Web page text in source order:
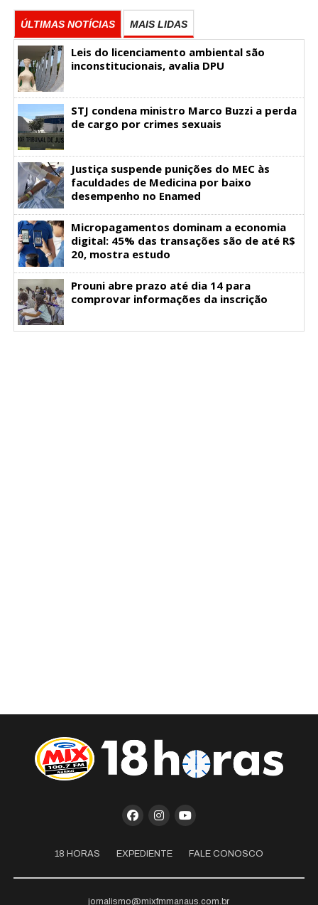
ÚLTIMAS NOTÍCIAS MAIS LIDAS
Leis do licenciamento ambiental são
inconstitucionais, avalia DPU
STJ condena ministro Marco Buzzi a perda
de cargo por crimes sexuais
Justiça suspende punições do MEC às
faculdades de Medicina por baixo
desempenho no Enamed
Micropagamentos dominam a economia
digital: 45% das transações são de até R$
20, mostra estudo
Prouni abre prazo até dia 14 para
comprovar informações da inscrição
18 HORAS EXPEDIENTE FALE CONOSCO
jornalismo@mixfmmanaus.com.br